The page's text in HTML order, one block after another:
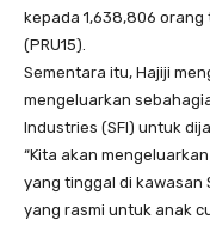
kepada 1,638,806 orang
(PRU15).
Sementara itu, Hajiji
mengeluarkan
Industries (SFI) untuk
“Kita akan
yang tinggal di kawasan
yang rasmi untuk anak